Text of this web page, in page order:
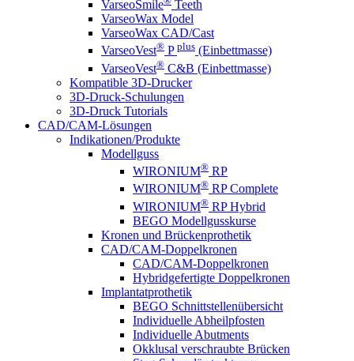
VarseoSmile
Teeth
VarseoWax Model
VarseoWax CAD/Cast
VarseoVest® P plus (Einbettmasse)
VarseoVest® C&B (Einbettmasse)
Kompatible 3D-Drucker
3D-Druck-Schulungen
3D-Druck Tutorials
CAD/CAM-Lösungen
Indikationen/Produkte
Modellguss
WIRONIUM® RP
WIRONIUM® RP Complete
WIRONIUM® RP Hybrid
BEGO Modellgusskurse
Kronen und Brückenprothetik
CAD/CAM-Doppelkronen
CAD/CAM-Doppelkronen
Hybridgefertigte Doppelkronen
Implantatprothetik
BEGO Schnittstellenübersicht
Individuelle Abheilpfosten
Individuelle Abutments
Okklusal verschraubte Brücken